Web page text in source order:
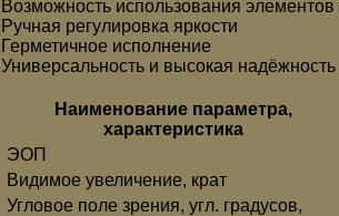
Возможность использования
Ручная регулировка яркости
Герметичное исполнение
Универсальность и высокая надёжность
Наименование параметра,
характеристика
ЭОП
Видимое увеличение, крат
Угловое поле зрения, угл. градусов,